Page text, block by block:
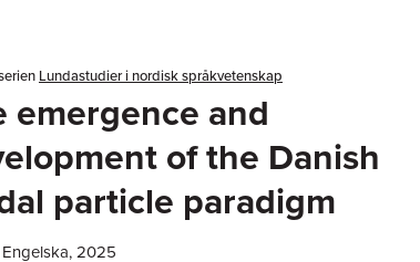
Lundastudier i nordisk språkvetenskap
emergence and
of the Danish
particle paradigm
2025